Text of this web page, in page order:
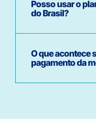
Posso usar o
do Brasil?
O que acontece
pagamento da